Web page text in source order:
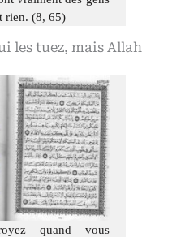
rien. (8, 65)
les tuez, mais Allah
quand vous